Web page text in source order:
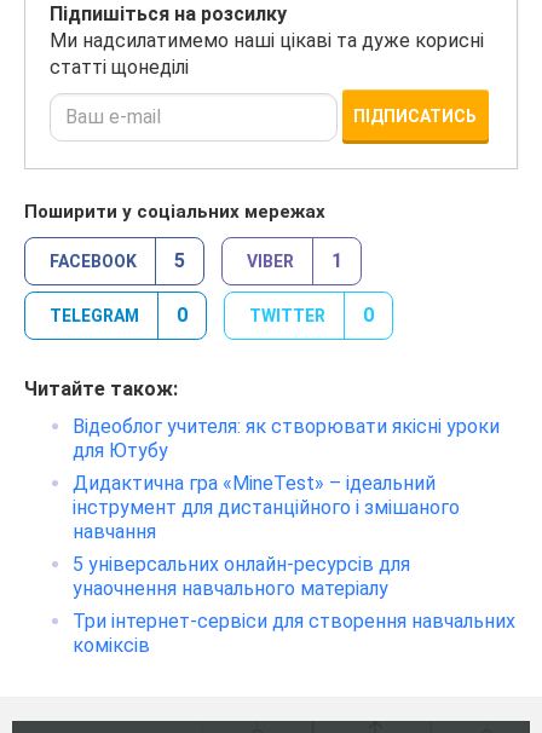
Підпишіться на розсилку
Ми надсилатимемо наші цікаві та дуже корисні
статті щонеділі
ПІДПИСАТИСЬ
Поширити у соціальних мережах
FACEBOOK 5 VIBER 1
TELEGRAM 0 TWITTER 0
Читайте також:
Відеоблог учителя: як створювати якісні уроки
для Ютубу
Дидактична гра «MineTest» – ідеальний
інструмент для дистанційного і змішаного
навчання
5 універсальних онлайн-ресурсів для
унаочнення навчального матеріалу
Три інтернет-сервіси для створення навчальних
коміксів